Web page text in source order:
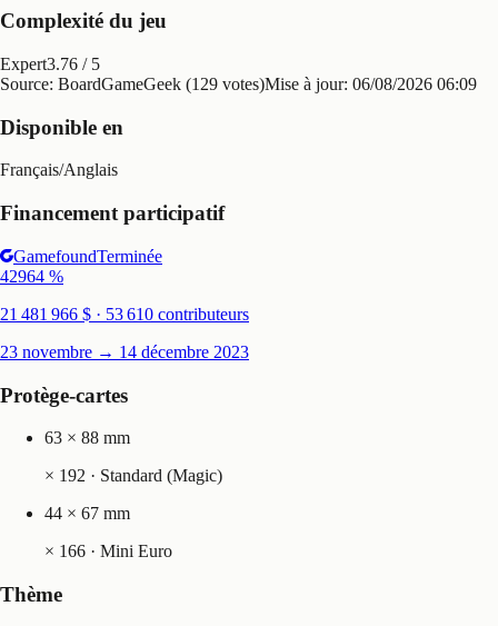
Complexité du jeu
Expert3.76 / 5
Source: BoardGameGeek (129 votes)Mise à jour: 06/08/2026 06:09
Disponible en
Français/Anglais
Financement participatif
GamefoundTerminée
42964 %
21 481 966 $ · 53 610 contributeurs
23 novembre → 14 décembre 2023
Protège-cartes
63 × 88 mm
× 192 · Standard (Magic)
44 × 67 mm
× 166 · Mini Euro
Thème